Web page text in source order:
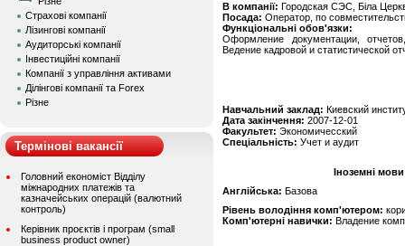
Страхові компанії
Лізингові компанії
Аудиторські компанії
Інвестиційні компанії
Компанії з управління активами
Ділінгові компанії та Forex
Різне
Термінові вакансії
Головний економіст Відділу
міжнародних платежів та
казначейських операцій (валютний
контроль)
Керівник проєктів і програм (small
business product owner)
В компанії: Городская СЭС, Біла
Посада: Оператор, по
Функціональні обов'язки:
Оформление документации,
Ведение кадровой и статистической
Навчальний заклад: Киевский
Дата закінчення: 2007-12-01
Факультет: Экономичесский
Спеціальність: Учет и аудит
Іноземні
Англійська: Базова
Рівень володіння комп'ютером:
Комп'ютерні навички: Владение